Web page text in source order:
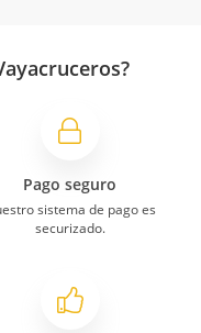
Pago seguro
sistema de pago es
securizado.